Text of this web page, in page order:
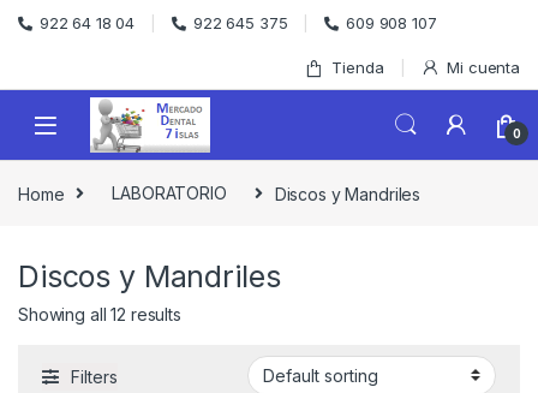
Skip to navigation
Skip to content
922 64 18 04 922 645 375 609 908 107
Tienda Mi cuenta
0
Home LABORATORIO Discos y Mandriles
Discos y Mandriles
Showing all 12 results
Filters